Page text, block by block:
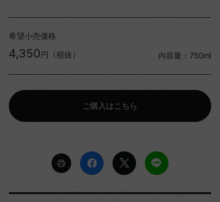
希望小売価格
4,350 円（税抜） 内容量：750ml
ご購入はこちら